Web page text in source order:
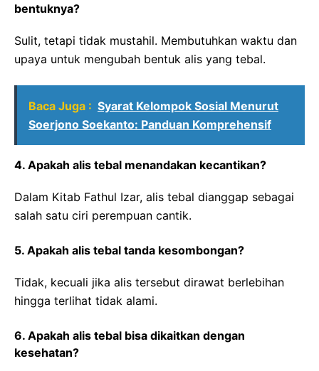
bentuknya?
Sulit, tetapi tidak mustahil. Membutuhkan waktu dan
upaya untuk mengubah bentuk alis yang tebal.
Baca Juga : Syarat Kelompok Sosial Menurut
Soerjono Soekanto: Panduan Komprehensif
4. Apakah alis tebal menandakan kecantikan?
Dalam Kitab Fathul Izar, alis tebal dianggap sebagai
salah satu ciri perempuan cantik.
5. Apakah alis tebal tanda kesombongan?
Tidak, kecuali jika alis tersebut dirawat berlebihan
hingga terlihat tidak alami.
6. Apakah alis tebal bisa dikaitkan dengan
kesehatan?